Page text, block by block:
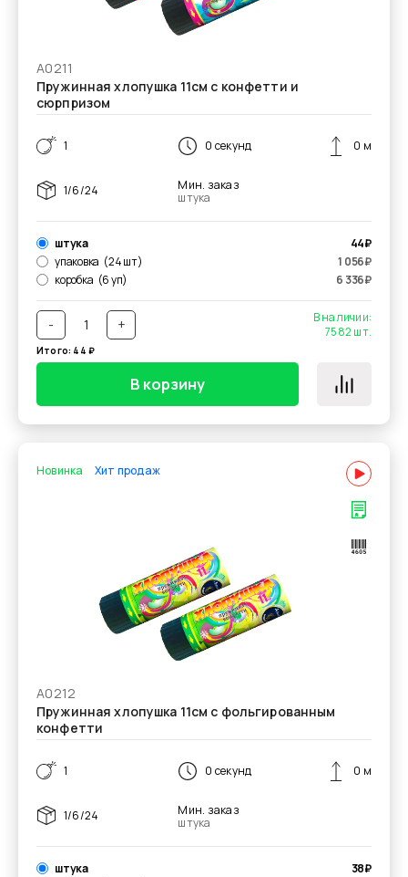
А0211
Пружинная хлопушка 11см с конфетти и
сюрпризом
1 0 секунд 0 м
1/6/24
Мин. заказ
штука
штука 44₽
упаковка (24 шт) 1 056₽
коробка (6 уп) 6 336₽
- +
В наличии:
7582 шт.
Итого: 44 ₽
В корзину
Новинка Хит продаж
А0212
Пружинная хлопушка 11см с фольгированным
конфетти
1 0 секунд 0 м
1/6/24
Мин. заказ
штука
штука 38₽